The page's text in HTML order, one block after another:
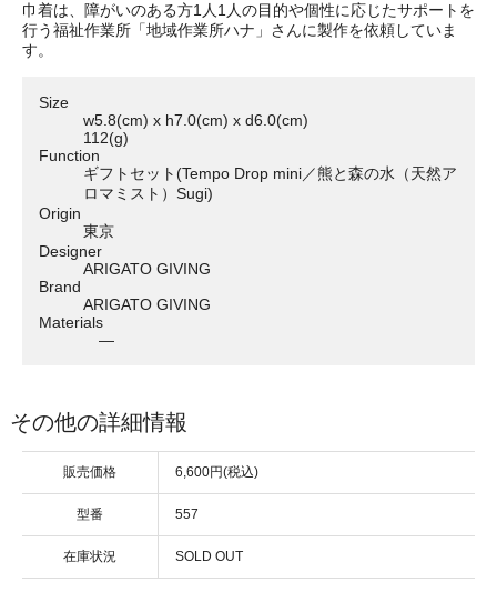
巾着は、障がいのある方1人1人の目的や個性に応じたサポートを
行う福祉作業所「地域作業所ハナ」さんに製作を依頼していま
す。
Size
w5.8(cm) x h7.0(cm) x d6.0(cm)
112(g)
Function
ギフトセット(Tempo Drop mini／熊と森の水（天然ア
ロマミスト）Sugi)
Origin
東京
Designer
ARIGATO GIVING
Brand
ARIGATO GIVING
Materials
―
その他の詳細情報
販売価格 6,600円(税込)
型番 557
在庫状況 SOLD OUT